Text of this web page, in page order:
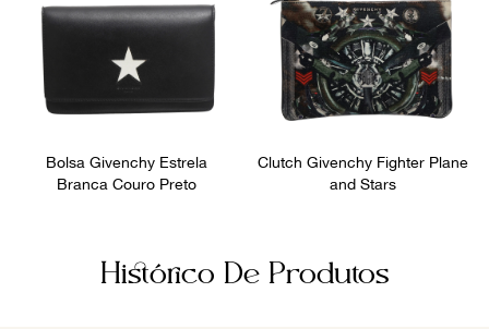
Bolsa Givenchy Estrela
Branca Couro Preto
Clutch Givenchy Fighter Plane
and Stars
Histórico De Produtos